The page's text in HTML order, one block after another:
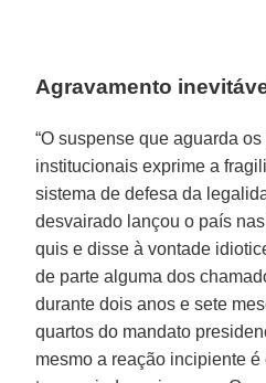
Agravamento
“O suspense que aguarda
institucionais exprime a
sistema de defesa da
desvairado lançou o país
quis e disse à vontade
de parte alguma dos
durante dois anos e sete
quartos do mandato
mesmo a reação incipiente